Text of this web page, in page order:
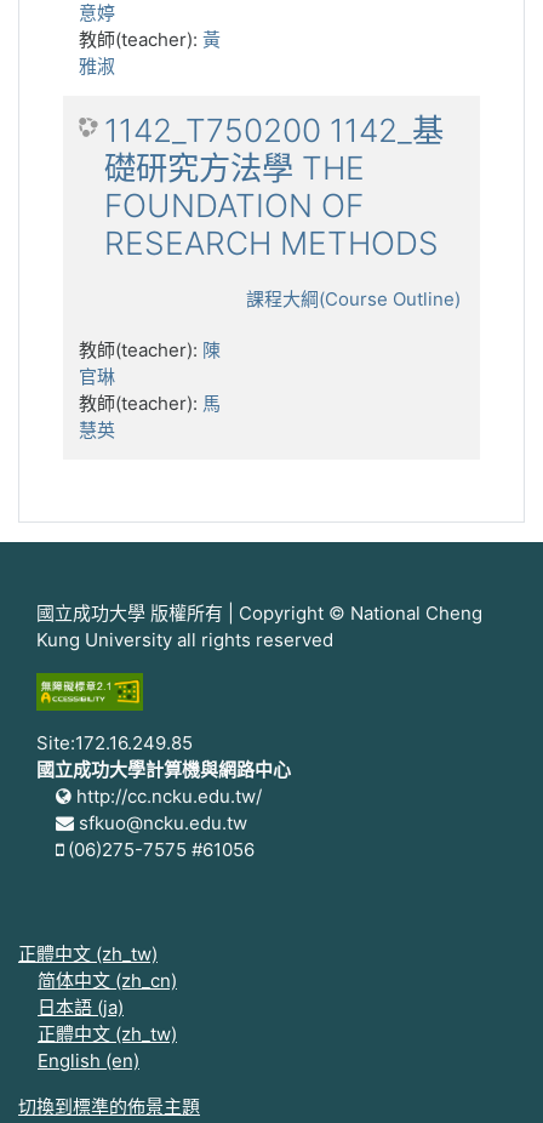
意婷
教師(teacher): 黃
雅淑
1142_T750200 1142_基
礎研究方法學 THE
FOUNDATION OF
RESEARCH METHODS
課程大綱(Course Outline)
教師(teacher): 陳
官琳
教師(teacher): 馬
慧英
國立成功大學 版權所有 | Copyright © National Cheng
Kung University all rights reserved
Site:172.16.249.85
國立成功大學計算機與網路中心
http://cc.ncku.edu.tw/
sfkuo@ncku.edu.tw
(06)275-7575 #61056
正體中文 ‎(zh_tw)‎
简体中文 ‎(zh_cn)‎
日本語 ‎(ja)‎
正體中文 ‎(zh_tw)‎
English ‎(en)‎
切換到標準的佈景主題